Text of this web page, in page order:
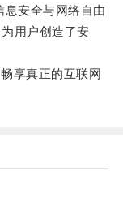
安全与网络自由
用户创造了安
享真正的互联网